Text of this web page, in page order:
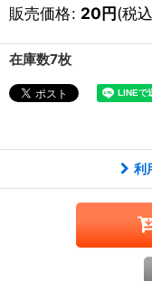
販売価格: 20円(税
在庫数7枚
利